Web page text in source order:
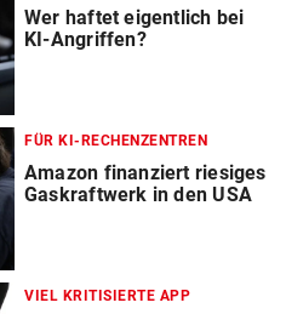
Wer haftet eigentlich bei
KI-Angriffen?
FÜR KI-RECHENZENTREN
Amazon finanziert riesiges
Gaskraftwerk in den USA
VIEL KRITISIERTE APP